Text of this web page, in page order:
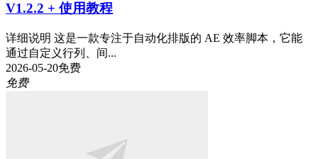
V1.2.2 + 使用教程
详细说明 这是一款专注于自动化排版的 AE 效率脚本，它能
通过自定义行列、间...
2026-05-20免费
免费